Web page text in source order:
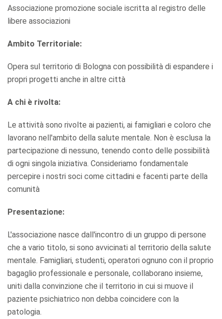
Associazione promozione sociale iscritta al registro delle
libere associazioni
Ambito Territoriale:
Opera sul territorio di Bologna con possibilità di espandere i
propri progetti anche in altre città
A chi è rivolta:
Le attività sono rivolte ai pazienti, ai famigliari e coloro che
lavorano nell'ambito della salute mentale. Non è esclusa la
partecipazione di nessuno, tenendo conto delle possibilità
di ogni singola iniziativa. Consideriamo fondamentale
percepire i nostri soci come cittadini e facenti parte della
comunità
Presentazione:
L'associazione nasce dall'incontro di un gruppo di persone
che a vario titolo, si sono avvicinati al territorio della salute
mentale. Famigliari, studenti, operatori ognuno con il proprio
bagaglio professionale e personale, collaborano insieme,
uniti dalla convinzione che il territorio in cui si muove il
paziente psichiatrico non debba coincidere con la
patologia.